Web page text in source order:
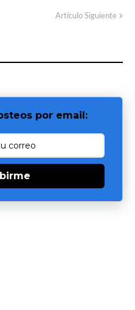
Artículo Siguiente
por email: